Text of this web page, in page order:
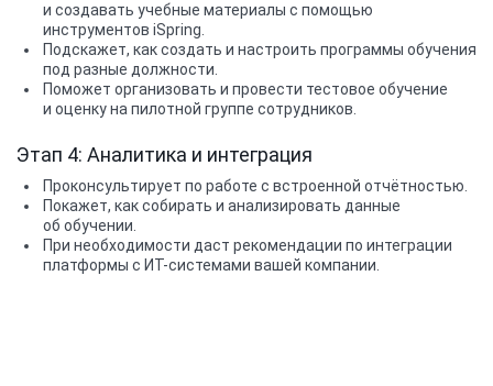
и создавать учебные материалы с помощью
инструментов iSpring.
Подскажет, как создать и настроить программы обучения
под разные должности.
Поможет организовать и провести тестовое обучение
и оценку на пилотной группе сотрудников.
Этап 4: Аналитика и интеграция
Проконсультирует по работе с встроенной отчётностью.
Покажет, как собирать и анализировать данные
об обучении.
При необходимости даст рекомендации по интеграции
платформы с ИT-системами вашей компании.